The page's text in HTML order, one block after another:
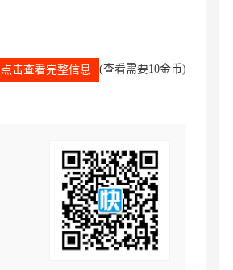
点击查看完整信息 (查看需要10金币)